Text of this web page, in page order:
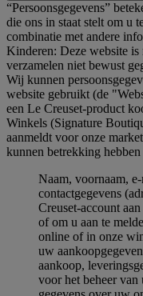
“Persoonsgegevens”
die ons in staat stelt om u
combinatie met andere
Kinderen: Deze website
verzamelen niet bewust
Wij kunnen
website gebruikt (de
een Le Creuset-product
Winkels (Signature
aanmeldt voor onze
kunnen betrekking hebben
Naam, voornaam,
contactgegevens
Creuset-account
of om u aan te
online of in onze
uw
aankoop,
voor het beheer van